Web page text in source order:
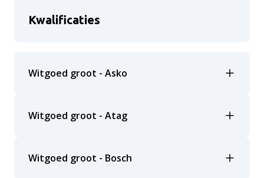
Kwalificaties
Witgoed groot - Asko
Witgoed groot - Atag
Witgoed groot - Bosch